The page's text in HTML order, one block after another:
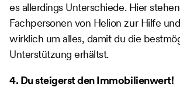
es allerdings Unterschiede. Hier
Fachpersonen von Helion zur Hilfe
wirklich um alles, damit du die
Unterstützung erhältst.
4. Du steigerst den Immobilienwert!